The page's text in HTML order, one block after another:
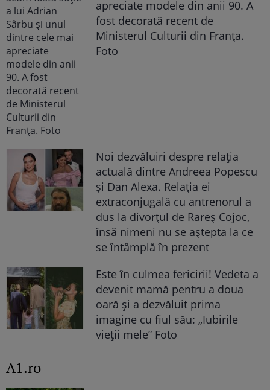
apreciate modele din anii 90. A
fost decorată recent de
Ministerul Culturii din Franța.
Foto
Noi dezvăluiri despre relația
actuală dintre Andreea Popescu
și Dan Alexa. Relația ei
extraconjugală cu antrenorul a
dus la divorțul de Rareș Cojoc,
însă nimeni nu se aștepta la ce
se întâmplă în prezent
Este în culmea fericirii! Vedeta a
devenit mamă pentru a doua
oară și a dezvăluit prima
imagine cu fiul său: „Iubirile
vieții mele” Foto
A1.ro